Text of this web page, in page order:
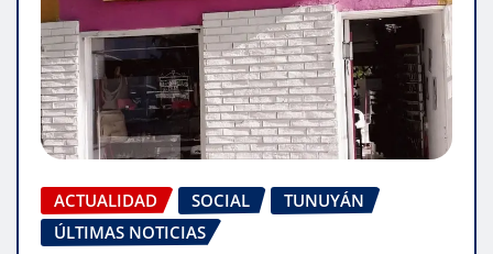
ACTUALIDAD SOCIAL
TUNUYÁN
ÚLTIMAS NOTICIAS